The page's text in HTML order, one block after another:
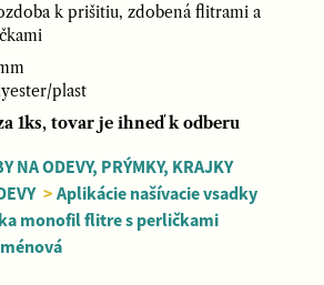
k prišitiu, zdobená flitrami a
plast
1ks, tovar je ihneď k odberu
NA ODEVY, PRÝMKY, KRAJKY
> Aplikácie našívacie vsadky
monofil flitre s perličkami